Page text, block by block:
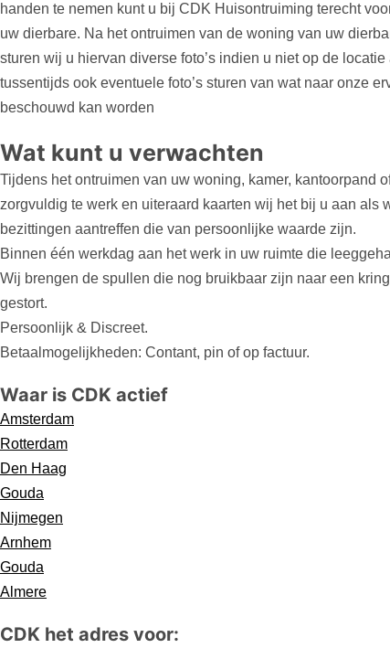
handen te nemen kunt u bij CDK Huisontruiming terecht
uw dierbare. Na het ontruimen van de woning van uw
sturen wij u hiervan diverse foto’s indien u niet op de
tussentijds ook eventuele foto’s sturen van wat naar onze
beschouwd kan worden
Wat kunt u verwachten
Tijdens het ontruimen van uw woning, kamer, kantoorpand
zorgvuldig te werk en uiteraard kaarten wij het bij u aan
bezittingen aantreffen die van persoonlijke waarde zijn.
Binnen één werkdag aan het werk in uw ruimte die
Wij brengen de spullen die nog bruikbaar zijn naar een
gestort.
Persoonlijk & Discreet.
Betaalmogelijkheden: Contant, pin of op factuur.
Waar is CDK actief
Amsterdam
Rotterdam
Den Haag
Gouda
Nijmegen
Arnhem
Gouda
Almere
CDK het adres voor: